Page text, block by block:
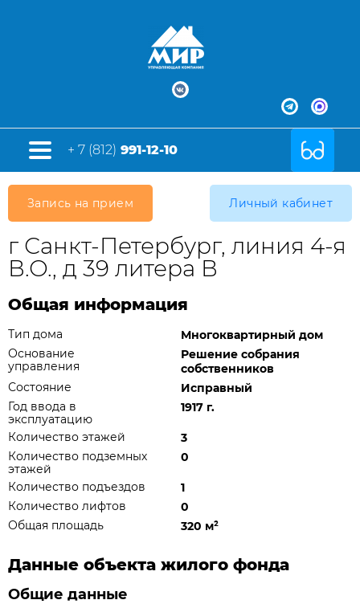
+ 7 (812) 991-12-10
Запись на прием Личный кабинет
г Санкт-Петербург, линия 4-я
В.О., д 39 литера В
Общая информация
Тип дома
Многоквартирный дом
Основание
управления
Решение собрания
собственников
Состояние
Исправный
Год ввода в
эксплуатацию
1917 г.
Количество этажей
3
Количество подземных
этажей
0
Количество подъездов
1
Количество лифтов
0
Общая площадь
320 м²
Данные объекта жилого фонда
Общие данные